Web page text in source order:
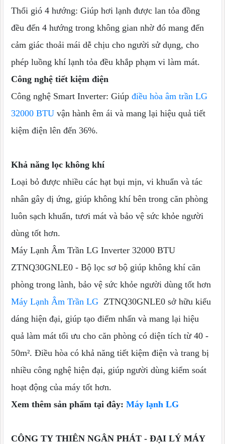
Thổi gió 4 hướng: Giúp hơi lạnh được lan tỏa đồng
đều đến 4 hướng trong không gian nhờ đó mang đến
cảm giác thoải mái dễ chịu cho người sử dụng, cho
phép luồng khí lạnh tỏa đều khắp phạm vi làm mát.
Công nghệ tiết kiệm điện
Công nghệ Smart Inverter: Giúp điều hòa âm trần LG
32000 BTU vận hành êm ái và mang lại hiệu quả tiết
kiệm điện lên đến 36%.
Khả năng lọc không khí
Loại bỏ được nhiều các hạt bụi mịn, vi khuẩn và tác
nhân gây dị ứng, giúp không khí bên trong căn phòng
luôn sạch khuẩn, tươi mát và bảo vệ sức khỏe người
dùng tốt hơn.
Máy Lạnh Âm Trần LG Inverter 32000 BTU
ZTNQ30GNLE0 - Bộ lọc sơ bộ giúp không khí căn
phòng trong lành, bảo vệ sức khỏe người dùng tốt hơn
Máy Lạnh Âm Trần LG ZTNQ30GNLE0 sở hữu kiểu
dáng hiện đại, giúp tạo điểm nhấn và mang lại hiệu
quả làm mát tối ưu cho căn phòng có diện tích từ 40 -
50m². Điều hòa có khả năng tiết kiệm điện và trang bị
nhiều công nghệ hiện đại, giúp người dùng kiểm soát
hoạt động của máy tốt hơn.
Xem thêm sản phẩm tại đây: Máy lạnh LG
CÔNG TY THIÊN NGÂN PHÁT - ĐẠI LÝ MÁY